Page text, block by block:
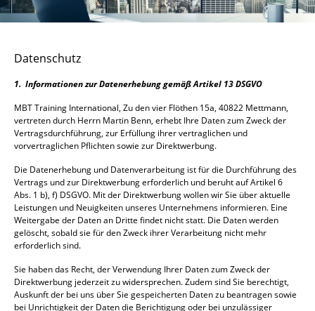
Datenschutz
1. Informationen zur Datenerhebung gemäß Artikel 13 DSGVO
MBT Training International, Zu den vier Flöthen 15a, 40822 Mettmann,
vertreten durch Herrn Martin Benn, erhebt Ihre Daten zum Zweck der
Vertragsdurchführung, zur Erfüllung ihrer vertraglichen und
vorvertraglichen Pflichten sowie zur Direktwerbung.
Die Datenerhebung und Datenverarbeitung ist für die Durchführung des
Vertrags und zur Direktwerbung erforderlich und beruht auf Artikel 6
Abs. 1 b), f) DSGVO. Mit der Direktwerbung wollen wir Sie über aktuelle
Leistungen und Neuigkeiten unseres Unternehmens informieren. Eine
Weitergabe der Daten an Dritte findet nicht statt. Die Daten werden
gelöscht, sobald sie für den Zweck ihrer Verarbeitung nicht mehr
erforderlich sind.
Sie haben das Recht, der Verwendung Ihrer Daten zum Zweck der
Direktwerbung jederzeit zu widersprechen. Zudem sind Sie berechtigt,
Auskunft der bei uns über Sie gespeicherten Daten zu beantragen sowie
bei Unrichtigkeit der Daten die Berichtigung oder bei unzulässiger